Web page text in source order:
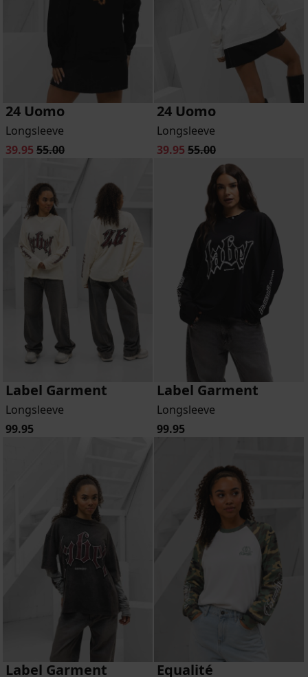
24 Uomo
Longsleeve
39.95 55.00
24 Uomo
Longsleeve
39.95 55.00
Label Garment
Longsleeve
99.95
Label Garment
Longsleeve
99.95
Label Garment Equalité